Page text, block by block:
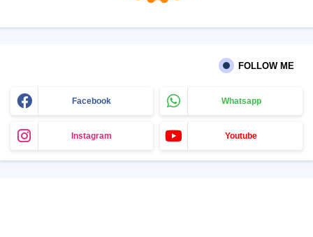
FOLLOW ME
Facebook Whatsapp
Instagram Youtube